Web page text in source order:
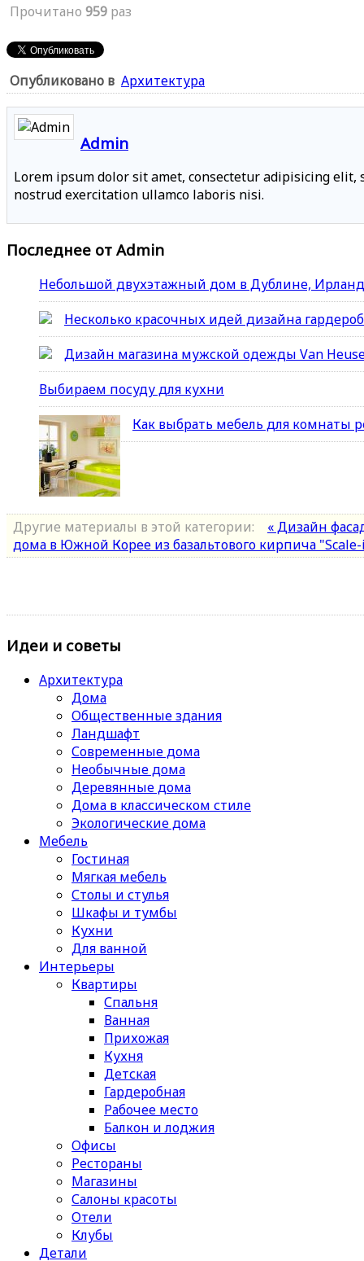
Прочитано 959 раз
Опубликовано в Архитектура
Admin
Lorem ipsum dolor sit amet, consectetur adipisicing
nostrud exercitation ullamco laboris nisi.
Последнее от Admin
Небольшой двухэтажный дом в Дублине,
Несколько красочных идей дизайна
Дизайн магазина мужской одежды Van
Выбираем посуду для кухни
Как выбрать мебель для комнаты
Другие материалы в этой категории:
« Дизайн
дома в Южной Корее из базальтового кирпича
Идеи и советы
Архитектура
Дома
Общественные здания
Ландшафт
Современные дома
Необычные дома
Деревянные дома
Дома в классическом стиле
Экологические дома
Мебель
Гостиная
Мягкая мебель
Столы и стулья
Шкафы и тумбы
Кухни
Для ванной
Интерьеры
Квартиры
Спальня
Ванная
Прихожая
Кухня
Детская
Гардеробная
Рабочее место
Балкон и лоджия
Офисы
Рестораны
Магазины
Салоны красоты
Отели
Клубы
Детали